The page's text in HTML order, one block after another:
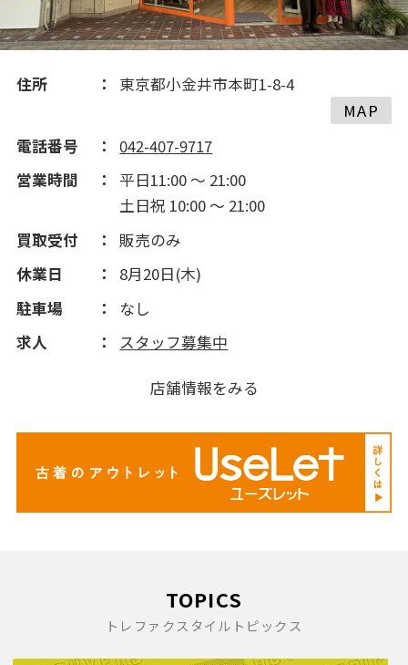
住所
東京都小金井市本町1-8-4
MAP
電話番号
042-407-9717
営業時間
平日11:00 ～ 21:00
土日祝 10:00 ～ 21:00
買取受付
販売のみ
休業日
8月20日(木)
駐車場
なし
求人
スタッフ募集中
店舗情報をみる
TOPICS
トレファクスタイルトピックス